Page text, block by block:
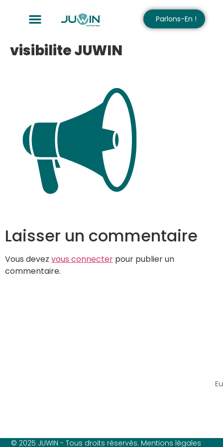
Parlons-En !
visibilite JUWIN
Laisser un commentaire
Vous devez vous connecter pour publier un
commentaire.
© 2025 JUWIN - Tous droits réservés. Mentions légales